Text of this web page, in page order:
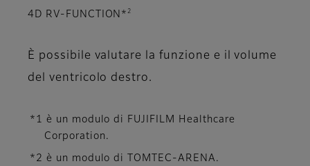
4D RV-FUNCTION*2
È possibile valutare la funzione e il volume
del ventricolo destro.
*1 è un modulo di FUJIFILM Healthcare
Corporation.
*2 è un modulo di TOMTEC-ARENA.